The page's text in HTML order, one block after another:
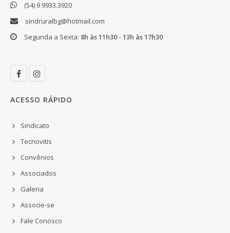
(54) 9 9933.3920
sindruralbg@hotmail.com
Segunda a Sexta: 8h às 11h30 - 13h às 17h30
ACESSO RÁPIDO
Sindicato
Tecnovitis
Convênios
Associados
Galeria
Associe-se
Fale Conosco